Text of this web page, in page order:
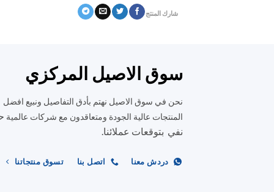
شارك المنتج
سوق الاصيل المركزي
نحن في سوق الاصيل نهتم بأدق التفاصيل ونبيع افضل
المنتجات عالية الجودة ومتعاقدون مع شركات عالمية
نفي بتوقعات عملائنا.
دردش معنا اتصل بنا تسوق منتجاتنا